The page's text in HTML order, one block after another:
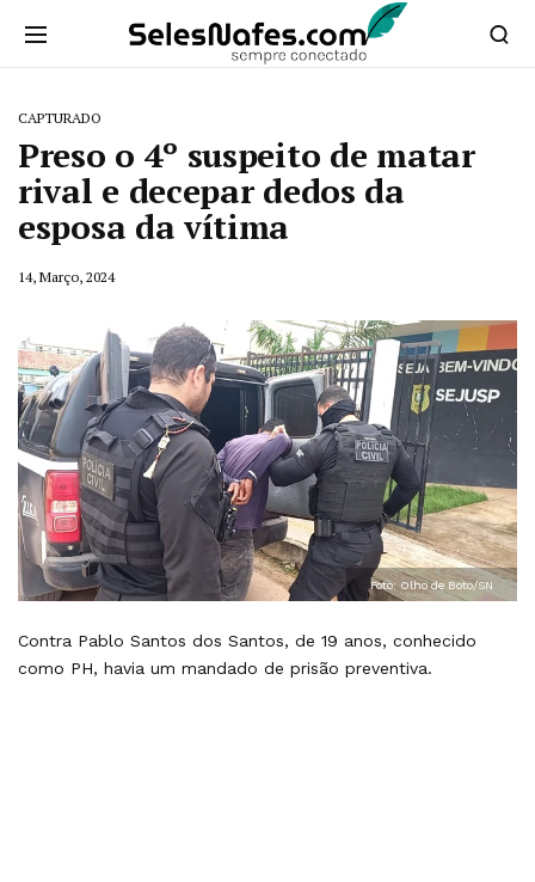
CAPTURADO
Preso o 4º suspeito de matar
rival e decepar dedos da
esposa da vítima
14, Março, 2024
Foto: Olho de Boto/SN
Contra Pablo Santos dos Santos, de 19 anos, conhecido
como PH, havia um mandado de prisão preventiva.